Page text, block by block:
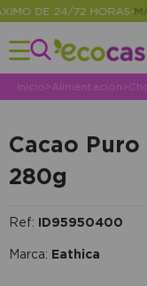
DE 24/72 HORAS•MÁS
Inicio> Alimentación>
Cacao
280g
Ref: ID95950400
Marca: Eathica